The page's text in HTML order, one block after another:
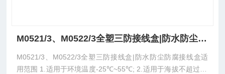
M0521/3、M0522/3全塑三防接线盒|防水防尘防腐接线盒
M0521/3、M0522/3全塑三防接线盒|防水防尘防腐接线盒适
用范围 1.适用于环境温度-25℃~55℃; 2.适用于海拔不超过20